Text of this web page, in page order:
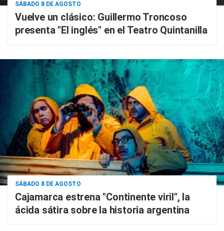
SÁBADO 8 DE AGOSTO
Vuelve un clásico: Guillermo Troncoso
presenta "El inglés" en el Teatro Quintanilla
SÁBADO 8 DE AGOSTO
Cajamarca estrena "Continente viril", la
ácida sátira sobre la historia argentina